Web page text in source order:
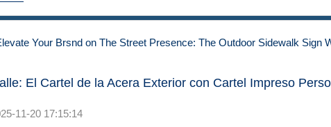
El Cartel de la Acera Exterior con Cartel Impreso
11-20 17:15:14